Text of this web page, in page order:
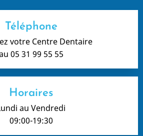
Téléphone
votre Centre Dentaire
05 31 99 55 55
Horaires
au Vendredi
09:00-19:30